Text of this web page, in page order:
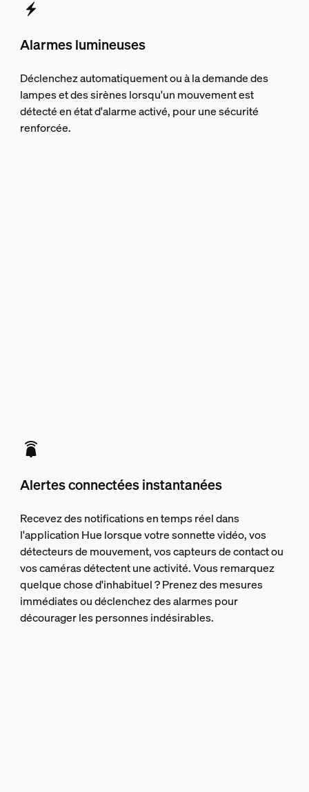
Alarmes lumineuses
Déclenchez automatiquement ou à la demande des
lampes et des sirènes lorsqu'un mouvement est
détecté en état d'alarme activé, pour une sécurité
renforcée.
Alertes connectées instantanées
Recevez des notifications en temps réel dans
l'application Hue lorsque votre sonnette vidéo, vos
détecteurs de mouvement, vos capteurs de contact ou
vos caméras détectent une activité. Vous remarquez
quelque chose d'inhabituel ? Prenez des mesures
immédiates ou déclenchez des alarmes pour
décourager les personnes indésirables.